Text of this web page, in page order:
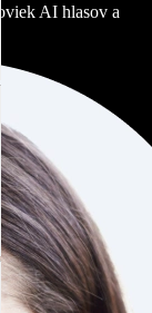
AI hlasov a